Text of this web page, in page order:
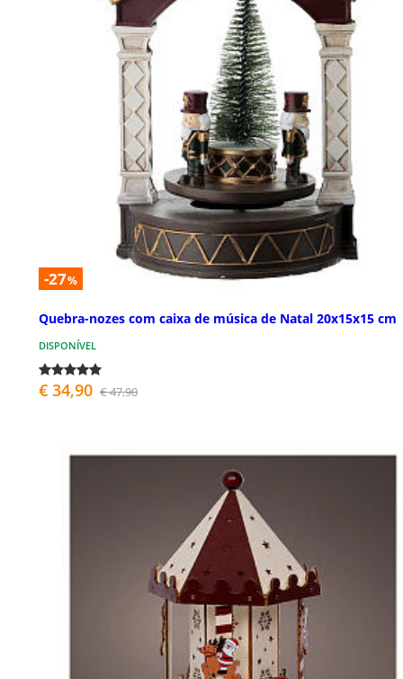
-27%
Quebra-nozes com caixa de música de Natal 20x15x15 cm
DISPONÍVEL
€ 34,90 € 47,90